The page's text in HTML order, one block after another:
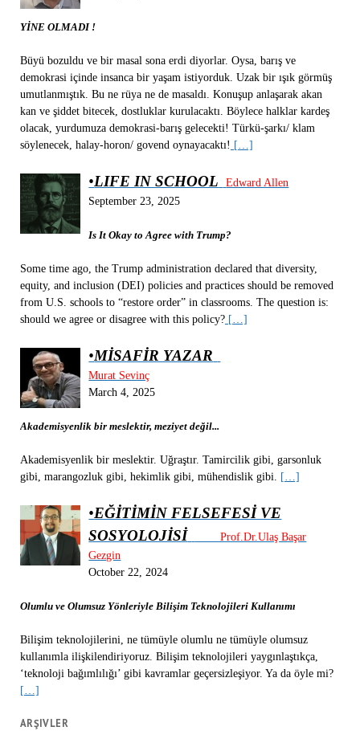
YİNE OLMADI !
Büyü bozuldu ve bir masal sona erdi diyorlar. Oysa, barış ve
demokrasi içinde insanca bir yaşam istiyorduk. Uzak bir ışık görmüş
umutlanmıştık. Bu ne rüya ne de masaldı. Konuşup anlaşarak akan
kan ve şiddet bitecek, dostluklar kurulacaktı. Böylece halklar kardeş
olacak, yurdumuza demokrasi-barış gelecekti! Türkü-şarkı/ klam
söylenecek, halay-horon/ govend oynayacaktı! […]
•LIFE IN SCHOOL
Edward Allen
September 23, 2025
Is It Okay to Agree with Trump?
Some time ago, the Trump administration declared that diversity,
equity, and inclusion (DEI) policies and practices should be removed
from U.S. schools to “restore order” in classrooms. The question is:
should we agree or disagree with this policy?[…]
•MİSAFİR YAZAR
Murat Sevinç
March 4, 2025
Akademisyenlik bir meslektir, meziyet değil...
Akademisyenlik bir meslektir. Uğraştır. Tamircilik gibi, garsonluk
gibi, marangozluk gibi, hekimlik gibi, mühendislik gibi.
[…]
•EĞİTİMİN FELSEFESİ VE
SOSYOLOJİSİ
Prof.Dr.Ulaş Başar
Gezgin
October 22, 2024
Olumlu ve Olumsuz Yönleriyle Bilişim Teknolojileri Kullanımı
Bilişim teknolojilerini, ne tümüyle olumlu ne tümüyle olumsuz
kullanımla ilişkilendiriyoruz. Bilişim teknolojileri yaygınlaştıkça,
‘teknoloji bağımlılığı’ gibi kavramlar geçersizleşiyor. Ya da öyle mi?
[…]
ARŞIVLER